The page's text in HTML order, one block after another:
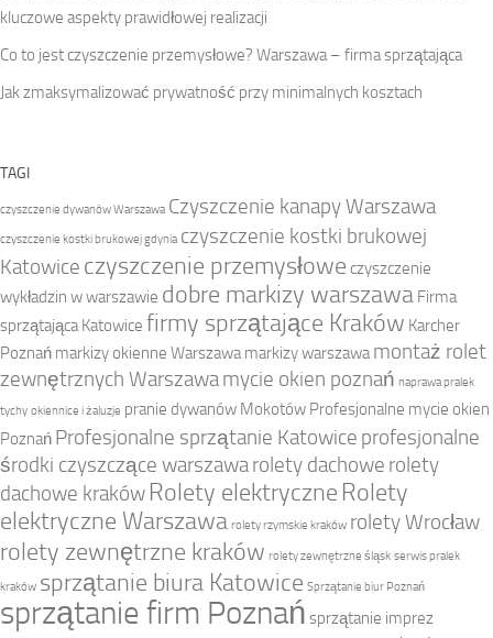
kluczowe aspekty prawidłowej realizacji
Co to jest czyszczenie przemysłowe? Warszawa – firma sprzątająca
Jak zmaksymalizować prywatność przy minimalnych kosztach
TAGI
czyszczenie dywanów Warszawa Czyszczenie kanapy Warszawa
czyszczenie kostki brukowej gdynia czyszczenie kostki brukowej
Katowice czyszczenie przemysłowe czyszczenie
wykładzin w warszawie dobre markizy warszawa Firma
sprzątająca Katowice firmy sprzątające Kraków Karcher
Poznań markizy okienne Warszawa markizy warszawa montaż rolet
zewnętrznych Warszawamycie okien poznań naprawa pralek
tychy okiennice i żaluzje pranie dywanów Mokotów Profesjonalne mycie okien
Poznań Profesjonalne sprzątanie Katowice profesjonalne
środki czyszczące warszawarolety dachowe rolety
dachowe kraków Rolety elektryczne Rolety
elektryczne Warszawa rolety rzymskie kraków rolety Wrocław
rolety zewnętrzne kraków rolety zewnętrzne śląsk serwis pralek
kraków sprzątanie biura Katowice Sprzątanie biur Poznań
sprzątanie firm Poznań sprzątanie imprez